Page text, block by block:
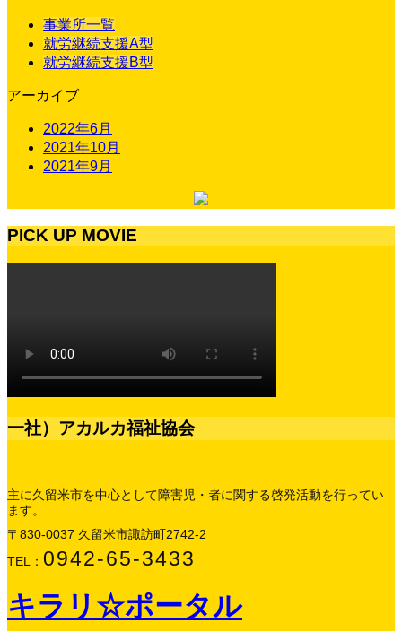
事業所一覧
就労継続支援A型
就労継続支援B型
アーカイブ
2022年6月
2021年10月
2021年9月
PICK UP MOVIE
一社）アカルカ福祉協会
主に久留米市を中心として障害児・者に関する啓発活動を行ってい
ます。
〒830-0037 久留米市諏訪町2742-2
TEL： 0942-65-3433
キラリ☆ポータル